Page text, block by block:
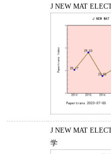
J NEW MAT
J NEW MAT
学